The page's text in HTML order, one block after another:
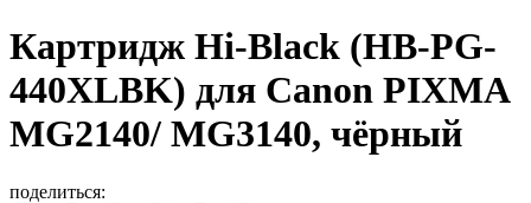
Картридж Hi-Black (HB-PG-
440XLBK) для Canon PIXMA
MG2140/ MG3140, чёрный
поделиться: